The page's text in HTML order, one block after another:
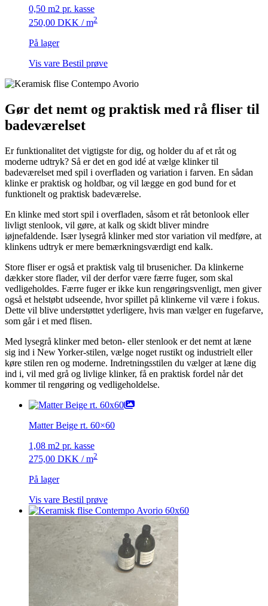
0,50 m2 pr. kasse
250,00 DKK / m2
På lager
Vis vare Bestil prøve
Gør det nemt og praktisk med rå fliser til
badeværelset
Er funktionalitet det vigtigste for dig, og holder du af et råt og
moderne udtryk? Så er det en god idé at vælge klinker til
badeværelset med spil i overfladen og variation i farven. En sådan
klinke er praktisk og holdbar, og vil lægge en god bund for et
funktionelt og praktisk badeværelse.
En klinke med stort spil i overfladen, såsom et råt betonlook eller
livligt stenlook, vil gøre, at kalk og skidt bliver mindre
iøjnefaldende. Især lysegrå klinker med stor variation vil medføre, at
klinkens udtryk er mere bemærkningsværdigt end kalk.
Store fliser er også et praktisk valg til brusenicher. Da klinkerne
dækker store flader, vil der derfor være færre fuger, som skal
vedligeholdes. Færre fuger er ikke kun rengøringsvenligt, men giver
også et helstøbt udseende, hvor spillet på klinkerne vil være i fokus.
Dette vil blive understøttet yderligere, hvis man vælger en fugefarve,
som går i et med flisen.
Med lysegrå klinker med beton- eller stenlook er det nemt at læne
sig ind i New Yorker-stilen, vælge noget rustikt og industrielt eller
køre stilen ren og moderne. Indretningsstilen du vælger at læne dig
ind i, vil med grå og livlige klinker, få en praktisk fordel når det
kommer til rengøring og vedligeholdelse.
Matter Beige rt. 60×60
1,08 m2 pr. kasse
275,00 DKK / m2
På lager
Vis vare Bestil prøve